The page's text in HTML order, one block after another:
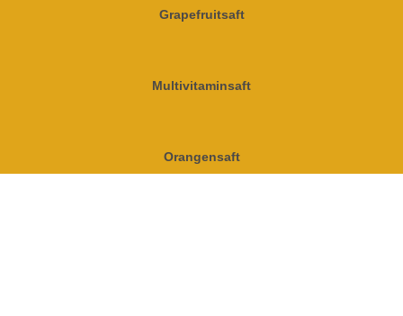
Grapefruitsaft
Multivitaminsaft
Orangensaft